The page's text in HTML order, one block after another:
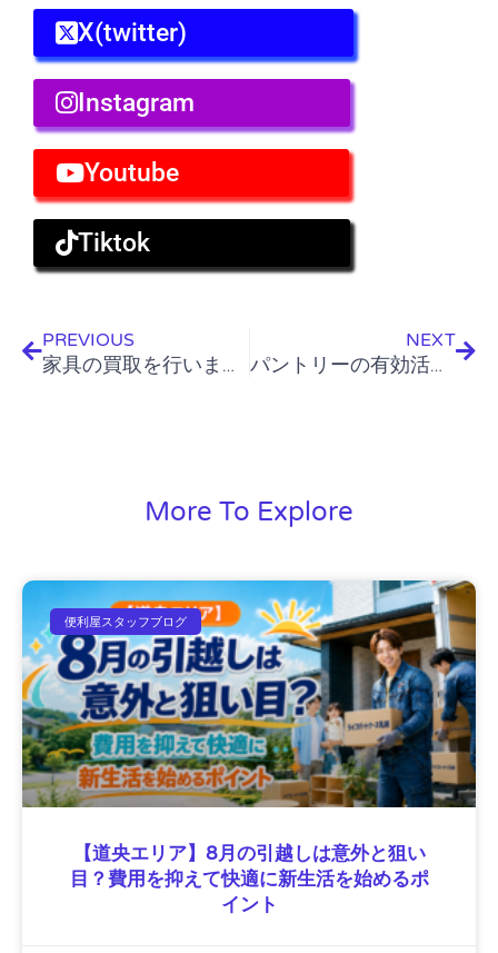
X(twitter)
Instagram
Youtube
Tiktok
PREVIOUS
家具の買取を行いました
NEXT
パントリーの有効活用を提案しました
More To Explore
便利屋スタッフブログ
【道央エリア】8月の引越しは意外と狙い
目？費用を抑えて快適に新生活を始めるポ
イント